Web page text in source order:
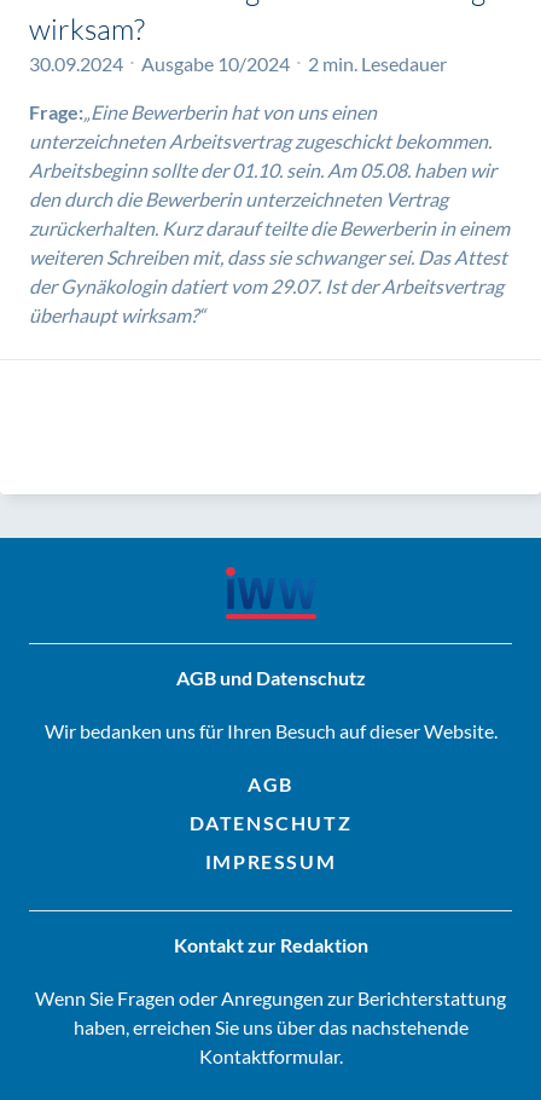
wirksam?
30.09.2024 Ausgabe 10/2024 2 min. Lesedauer
Frage:„Eine Bewerberin hat von uns einen
unterzeichneten Arbeitsvertrag zugeschickt bekommen.
Arbeitsbeginn sollte der 01.10. sein. Am 05.08. haben wir
den durch die Bewerberin unterzeichneten Vertrag
zurückerhalten. Kurz darauf teilte die Bewerberin in einem
weiteren Schreiben mit, dass sie schwanger sei. Das Attest
der Gynäkologin datiert vom 29.07. Ist der Arbeitsvertrag
überhaupt wirksam?“
AGB und Datenschutz
Wir bedanken uns für Ihren Besuch auf dieser Website.
AGB
DATENSCHUTZ
IMPRESSUM
Kontakt zur Redaktion
Wenn Sie Fragen oder Anregungen zur Berichterstattung
haben, erreichen Sie uns über das nachstehende
Kontaktformular.